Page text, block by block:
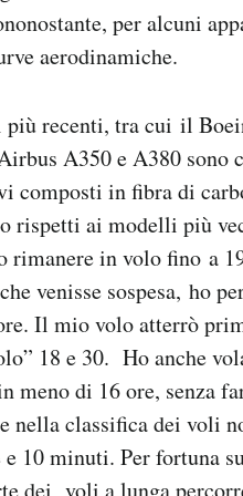
per alcuni
aerodinamiche.
recenti, tra cui il
A350 e A380
composti in fibra di
rispetti ai modelli più
rimanere in volo fino a
venisse sospesa, ho
Il mio volo atterrò
18 e 30. Ho anche
meno di 16 ore, senza
nella classifica dei voli
10 minuti. Per fortuna
dei voli a lunga